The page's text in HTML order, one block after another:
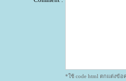
*ใช้ code html ตกแต่งข้อ